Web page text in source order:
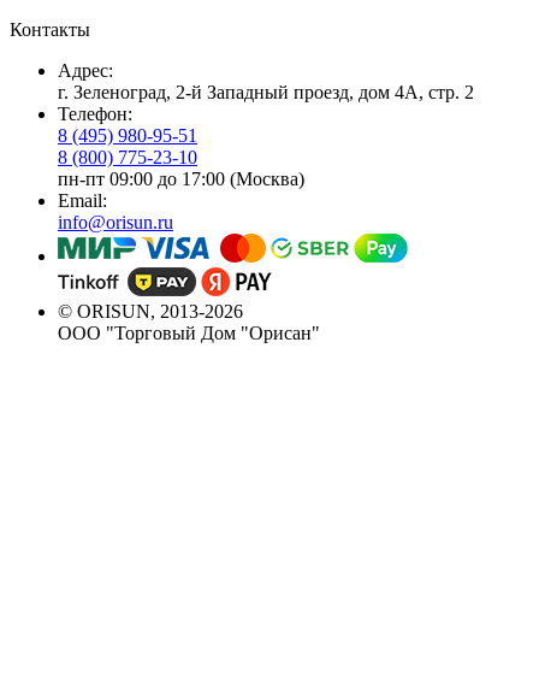
Контакты
Адрес:
г. Зеленоград, 2-й Западный проезд, дом 4А, стр. 2
Телефон:
8 (495) 980-95-51
8 (800) 775-23-10
пн-пт 09:00 до 17:00 (Москва)
Email:
info@orisun.ru
© ORISUN, 2013-2026
ООО "Торговый Дом "Орисан"